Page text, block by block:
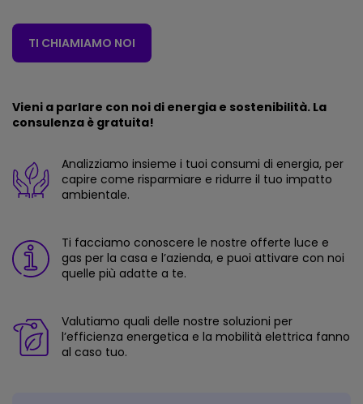
TI CHIAMIAMO NOI
Vieni a parlare con noi di energia e sostenibilità. La
consulenza è gratuita!
Analizziamo insieme i tuoi consumi di energia, per
capire come risparmiare e ridurre il tuo impatto
ambientale.
Ti facciamo conoscere le nostre offerte luce e
gas per la casa e l’azienda, e puoi attivare con noi
quelle più adatte a te.
Valutiamo quali delle nostre soluzioni per
l’efficienza energetica e la mobilità elettrica fanno
al caso tuo.